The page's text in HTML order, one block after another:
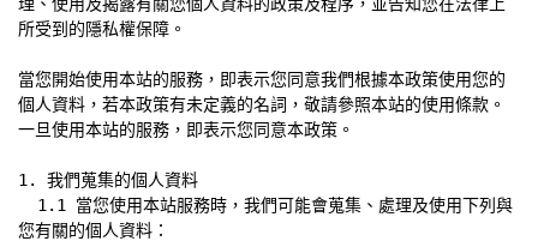
所受到的隱私權保障。
當您開始使用本站的服務，即表示您同意我們根據本政策使用您的
個人資料，若本政策有未定義的名詞，敬請參照本站的使用條款。
一旦使用本站的服務，即表示您同意本政策。
1. 我們蒐集的個人資料
您有關的個人資料：